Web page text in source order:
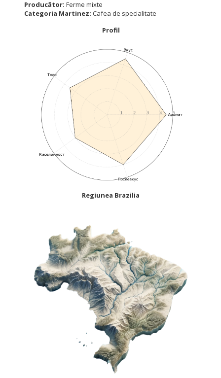
Producător: Ferme mixte
Categoria Martinez: Cafea de specialitate
Profil
Regiunea Brazilia